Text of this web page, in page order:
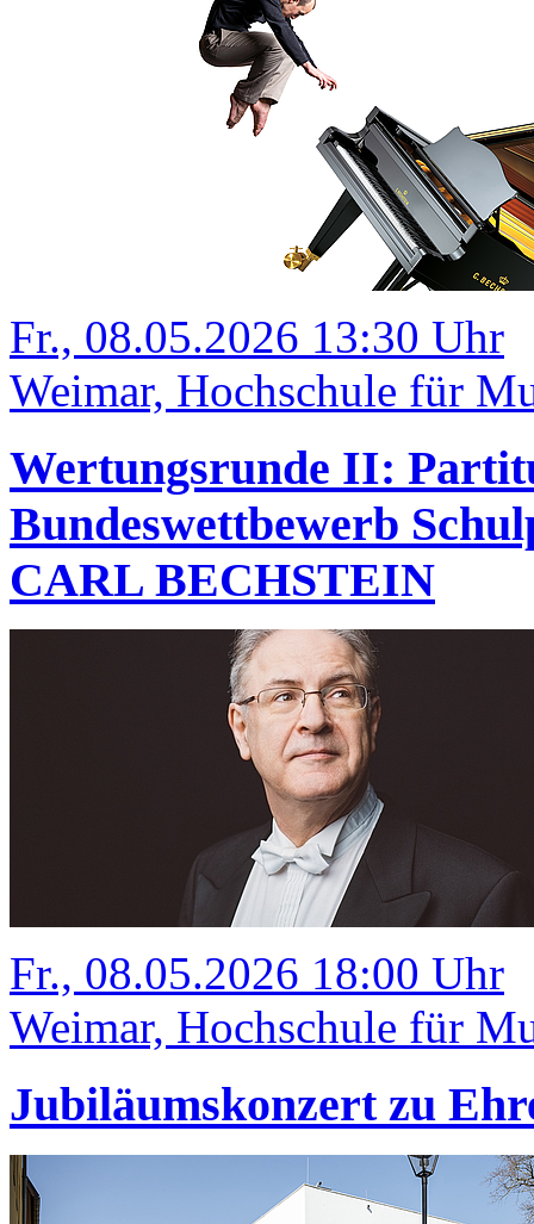
Fr., 08.05.2026 13:30 Uhr
Weimar, Hochschule für
Wertungsrunde II:
Bundeswettbewerb
CARL BECHSTEIN
Fr., 08.05.2026 18:00 Uhr
Weimar, Hochschule für
Jubiläumskonzert zu